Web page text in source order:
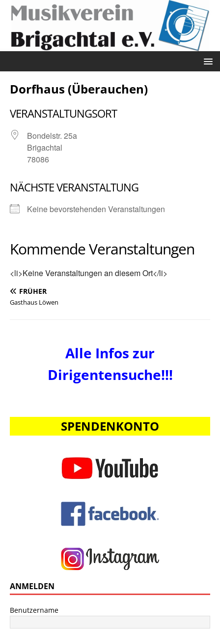
Dorfhaus (Überauchen)
VERANSTALTUNGSORT
Bondelstr. 25a
Brigachtal
78086
NÄCHSTE VERANSTALTUNG
Keine bevorstehenden Veranstaltungen
Kommende Veranstaltungen
<li>Keine Veranstaltungen an diesem Ort</li>
FRÜHER
Gasthaus Löwen
Alle Infos zur
Dirigentensuche!!!
SPENDENKONTO
ANMELDEN
Benutzername